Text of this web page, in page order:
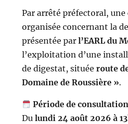
Par arrêté préfectoral,
organisée concernant la
présentée par l’EARL du
l’exploitation d’une
de digestat, située route
Domaine de Roussière ».
Période de
Du lundi 24 août 2026 à